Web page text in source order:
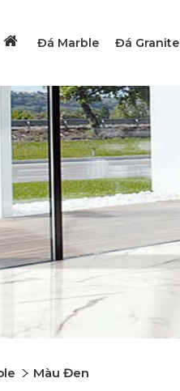
Đá Marble Đá Granite
Màu Đen